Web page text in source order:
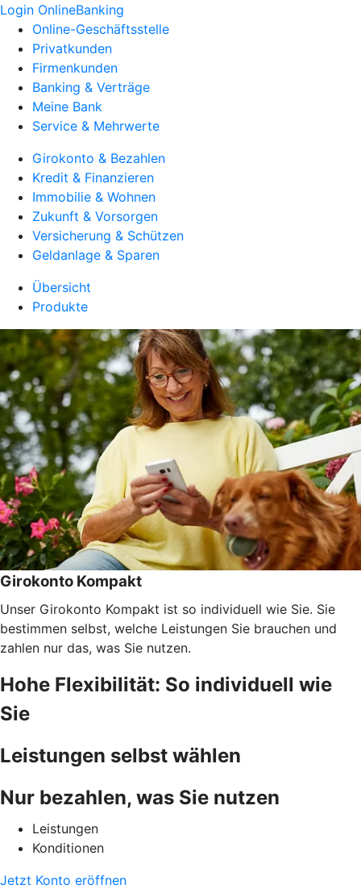
Login OnlineBanking
Online-Geschäftsstelle
Privatkunden
Firmenkunden
Banking & Verträge
Meine Bank
Service & Mehrwerte
Girokonto & Bezahlen
Kredit & Finanzieren
Immobilie & Wohnen
Zukunft & Vorsorgen
Versicherung & Schützen
Geldanlage & Sparen
Übersicht
Produkte
Girokonto Kompakt
Unser Girokonto Kompakt ist so individuell wie Sie. Sie
bestimmen selbst, welche Leistungen Sie brauchen und
zahlen nur das, was Sie nutzen.
Hohe Flexibilität: So individuell wie
Sie
Leistungen selbst wählen
Nur bezahlen, was Sie nutzen
Leistungen
Konditionen
Jetzt Konto eröffnen